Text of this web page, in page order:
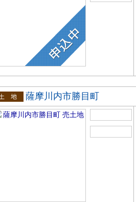
地
薩摩川内市勝目町